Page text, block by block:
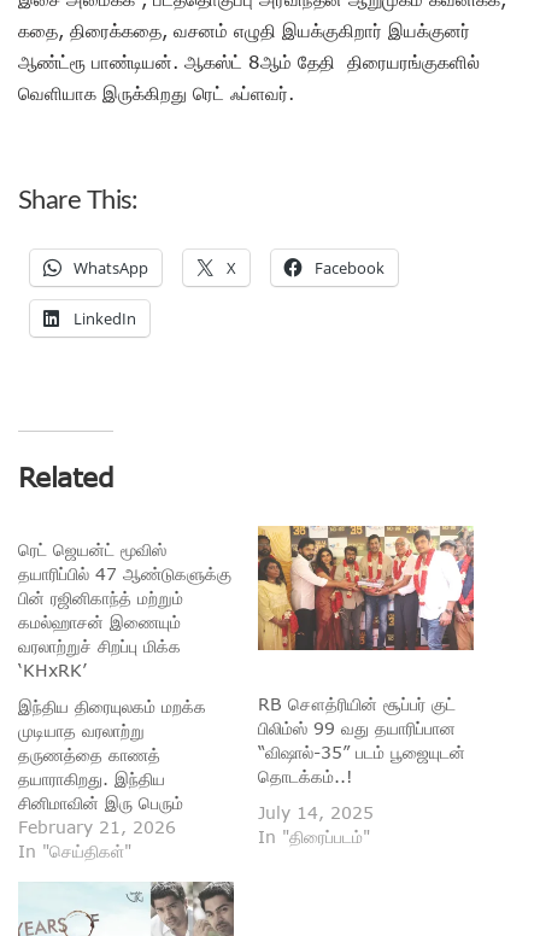
கதை, திரைக்கதை, வசனம் எழுதி இயக்குகிறார் இயக்குனர்
ஆண்ட்ரூ பாண்டியன். ஆகஸ்ட் 8ஆம் தேதி திரையரங்குகளில்
வெளியாக இருக்கிறது ரெட் ஃப்ளவர்.
Share This:
WhatsApp X Facebook
LinkedIn
Related
ரெட் ஜெயன்ட் மூவிஸ்
தயாரிப்பில் 47 ஆண்டுகளுக்கு
பின் ரஜினிகாந்த் மற்றும்
கமல்ஹாசன் இணையும்
வரலாற்றுச் சிறப்பு மிக்க
‘KHxRK’
இந்திய திரையுலகம் மறக்க
முடியாத வரலாற்று
தருணத்தை காணத்
தயாராகிறது. இந்திய
சினிமாவின் இரு பெரும்
நாயகர்கள் — ரஜினிகாந்த்
மற்றும் கமல்ஹாசன் — 47
ஒரே படத்தில் இணைகின்றனர்.
தற்காலிகமாக “KHxRK” எனப்
February 21, 2026
In "செய்திகள்"
RB சௌத்ரியின் சூப்பர் குட்
பிலிம்ஸ் 99 வது தயாரிப்பான
“விஷால்-35” படம் பூஜையுடன்
தொடக்கம்..!
July 14, 2025
In "திரைப்படம்"